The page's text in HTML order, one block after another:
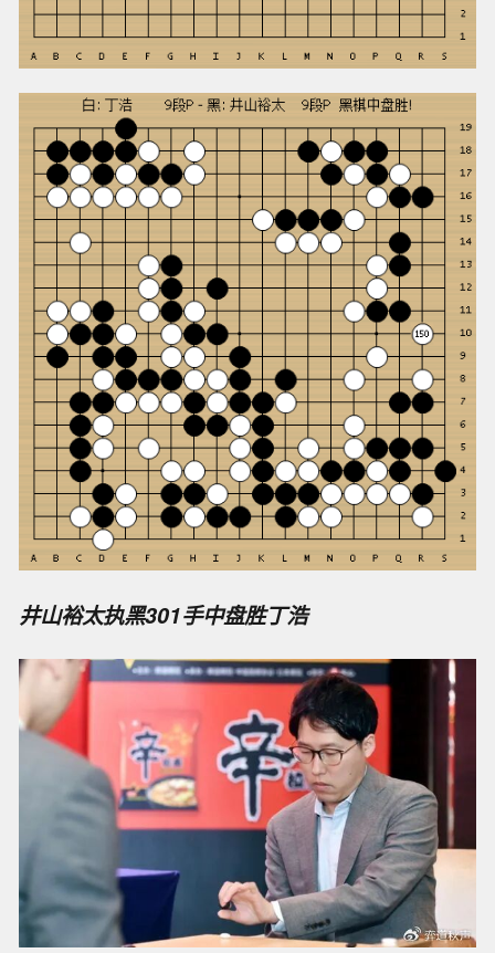
井山裕太执黑301手中盘胜丁浩